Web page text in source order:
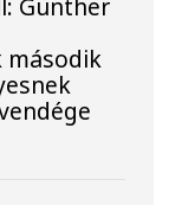
Gunther
második